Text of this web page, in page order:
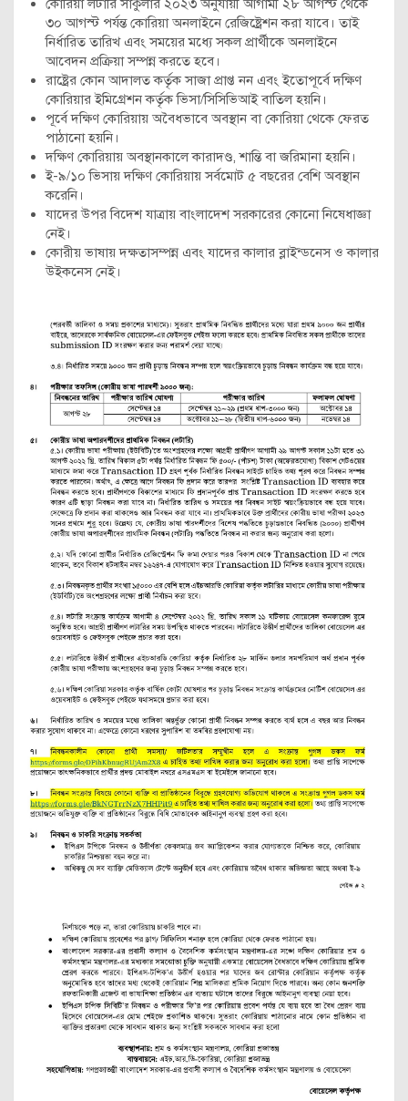
কোরিয়া লটারি সার্কুলার ২০২৩ অনুযায়ী আগামী ২৮ আগস্ট থেকে
৩০ আগস্ট পর্যন্ত কোরিয়া অনলাইনে রেজিষ্ট্রেশন করা যাবে। তাই
নির্ধারিত তারিখ এবং সময়ের মধ্যে সকল প্রার্থীকে অনলাইনে
আবেদন প্রক্রিয়া সম্পন্ন করতে হবে।
রাষ্ট্রের কোন আদালত কর্তৃক সাজা প্রাপ্ত নন এবং ইতােপূর্বে দক্ষিণ
কোরিয়ার ইমিগ্রেশন কর্তৃক ভিসা/সিসিভিআই বাতিল হয়নি।
পূর্বে দক্ষিণ কোরিয়ায় অবৈধভাবে অবস্থান বা কোরিয়া থেকে ফেরত
পাঠানাে হয়নি।
দক্ষিণ কোরিয়ায় অবস্থানকালে কারাদণ্ড, শান্তি বা জরিমানা হয়নি।
ই-৯/১০ ভিসায় দক্ষিণ কোরিয়ায় সর্বমােট ৫ বছরের বেশি অবস্থান
করেনি।
যাদের উপর বিদেশ যাত্রায় বাংলাদেশ সরকারের কোনাে নিষেধাজ্ঞা
নেই।
কোরীয় ভাষায় দক্ষতাসম্পন্ন এবং যাদের কালার ব্লাইন্ডনেস ও কালার
উইকনেস নেই।